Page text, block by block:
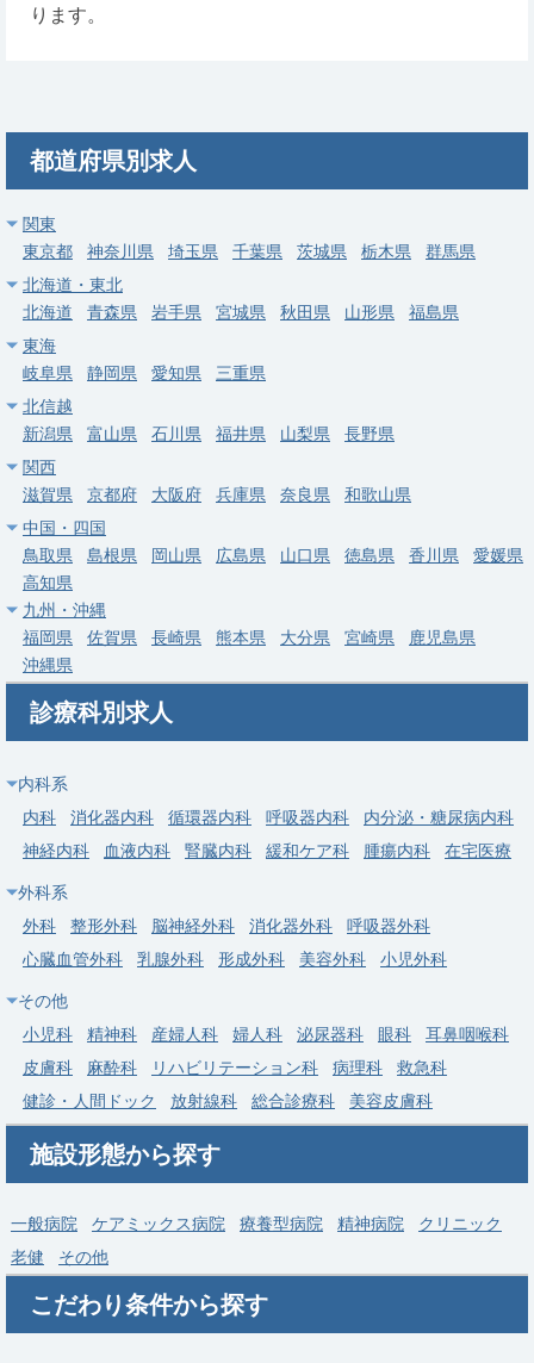
ります。
都道府県別求人
関東
東京都
神奈川県 埼玉県 千葉県 茨城県 栃木県
群馬県
北海道・東北
北海道
青森県 岩手県 宮城県 秋田県 山形県
福島県
東海
岐阜県
静岡県 愛知県
三重県
北信越
新潟県
富山県 石川県 福井県 山梨県
長野県
関西
滋賀県
京都府 大阪府 兵庫県 奈良県
和歌山県
中国・四国
鳥取県
島根県 岡山県 広島県 山口県 徳島県 香川県
愛媛県
高知県
九州・沖縄
福岡県
佐賀県 長崎県 熊本県 大分県 宮崎県
鹿児島県
沖縄県
診療科別求人
内科系
内科
消化器内科 循環器内科 呼吸器内科
内分泌・糖尿病内科
神経内科
血液内科 腎臓内科 緩和ケア科 腫瘍内科 在宅医療
外科系
外科
整形外科 脳神経外科 消化器外科
呼吸器外科
心臓血管外科
乳腺外科 形成外科 美容外科 小児外科
その他
小児科
精神科 産婦人科 婦人科 泌尿器科 眼科
耳鼻咽喉科
皮膚科
麻酔科 リハビリテーション科 病理科
救急科
健診・人間ドック
放射線科 総合診療科 美容皮膚科
施設形態から探す
一般病院 ケアミックス病院 療養型病院 精神病院
クリニック
老健
その他
こだわり条件から探す